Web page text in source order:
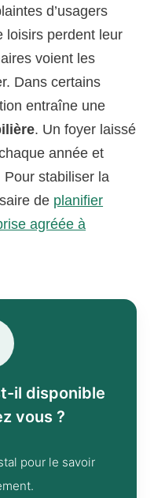
d’usagers
loisirs perdent leur
voient les
Dans certains
entraîne une
. Un foyer laissé
année et
Pour stabiliser la
de planifier
agréée à
il disponible
vous ?
pour le savoir